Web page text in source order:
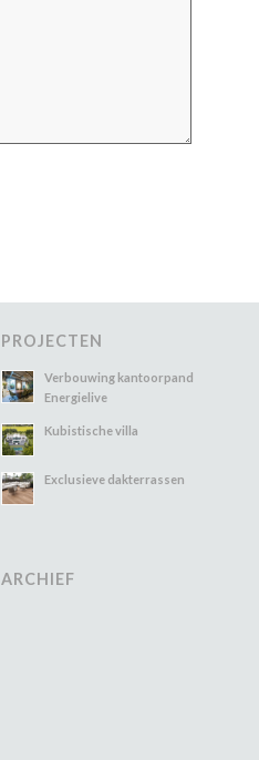
PROJECTEN
Verbouwing kantoorpand
Energielive
Kubistische villa
Exclusieve dakterrassen
ARCHIEF